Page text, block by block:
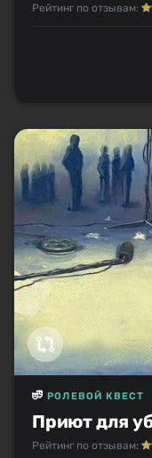
Рейтинг по отзывам:
Приют для
РОЛЕВОЙ КВЕСТ
Рейтинг по отзывам: